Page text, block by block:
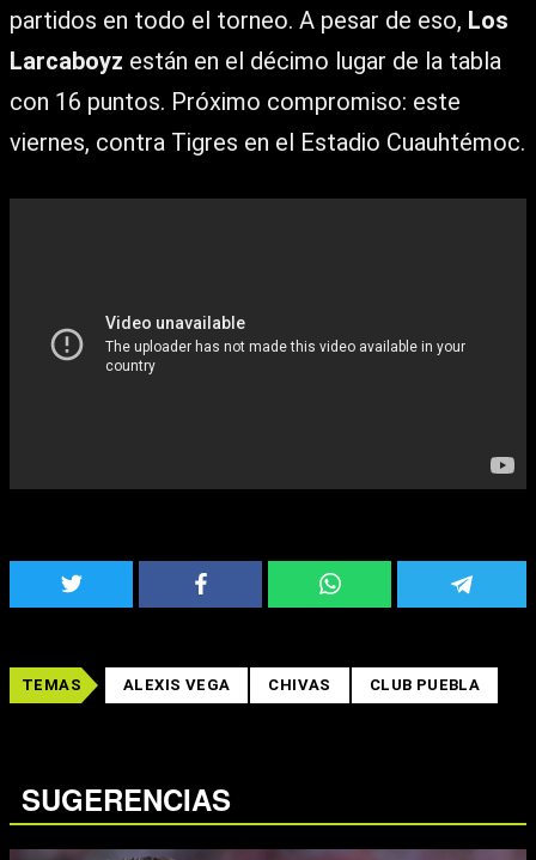
partidos en todo el torneo. A pesar de eso, Los
Larcaboyz están en el décimo lugar de la tabla
con 16 puntos. Próximo compromiso: este
viernes, contra Tigres en el Estadio Cuauhtémoc.
TEMAS ALEXIS VEGA CHIVAS CLUB PUEBLA
SUGERENCIAS